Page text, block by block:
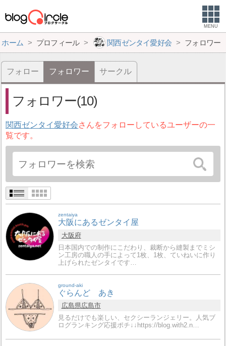
MENU
ホーム プロフィール 関西ゼンタイ愛好会 フォロワー
フォロー フォロワー サークル
フォロワー(10)
関西ゼンタイ愛好会さんをフォローしているユーザーの一
覧です。
zentaiya
大阪にあるゼンタイ屋
大阪府
日本国内での制作にこだわり、裁断から縫製までミシ
ン工房の職人の手によって1枚、1枚、ていねいに作り
上げられたゼンタイです…
ground-aki
ぐらんど あき
広島県広島市
見るだけでも楽しい、セクシーランジェリー。人気ブ
ログランキング応援ポチ↓↓https://blog.with2.n…